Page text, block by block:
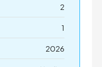
2
1
2026